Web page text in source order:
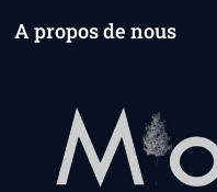
A propos de nous